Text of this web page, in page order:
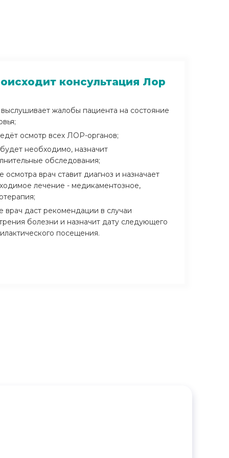
консультация Лор
жалобы пациента на состояние
осмотр всех ЛОР-органов;
необходимо, назначит
обследования;
осмотра врач ставит диагноз и назначает
лечение - медикаментозное,
врач даст рекомендации в случаи
болезни и назначит дату следующего
посещения.